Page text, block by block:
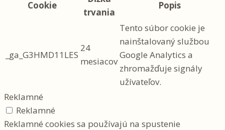
Cookie
trvania
Popis
_ga_G3HMD11LES
24
mesiacov
Tento súbor cookie je
nainštalovaný službou
Google Analytics a
zhromažďuje signály
užívateľov.
Reklamné
Reklamné
Reklamné cookies sa používajú na spustenie